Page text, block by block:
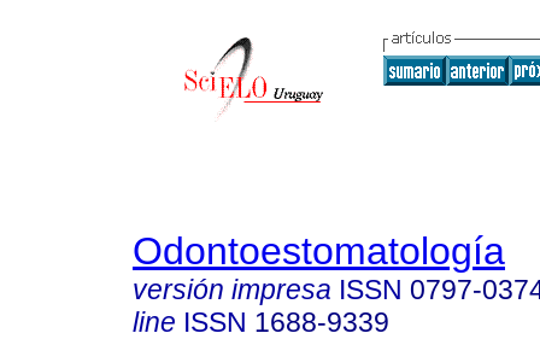
Odontoestomatología
versión impresa ISSN 0797-
line ISSN 1688-9339